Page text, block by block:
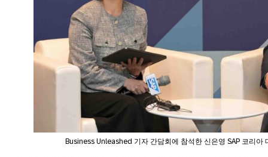
Business Unleashed 기자 간담회에 참석한 신은영 SAP 코리아